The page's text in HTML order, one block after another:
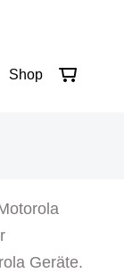
Shop
Geräte.